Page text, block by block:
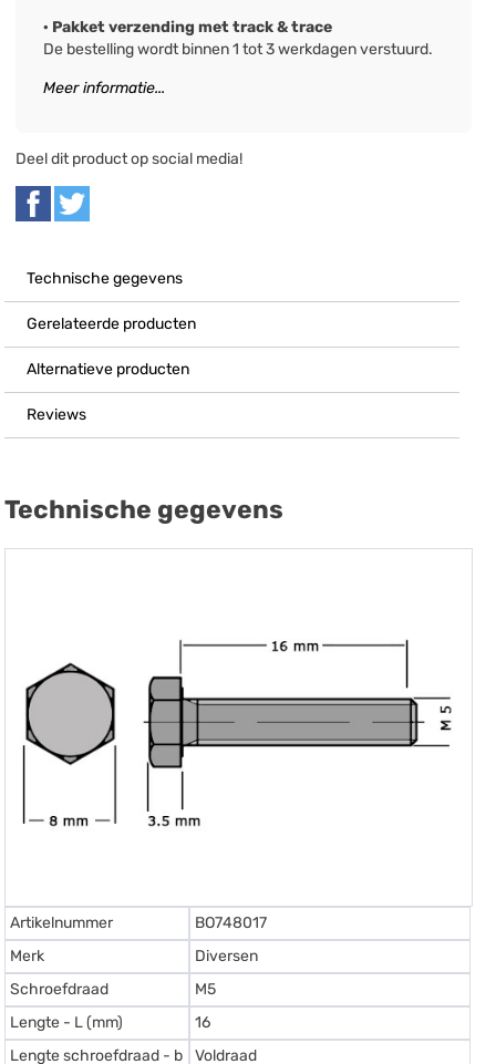
· Pakket verzending met track & trace
De bestelling wordt binnen 1 tot 3 werkdagen verstuurd.
Meer informatie...
Deel dit product op social media!
Technische gegevens
Gerelateerde producten
Alternatieve producten
Reviews
Technische gegevens
Artikelnummer
BO748017
Merk
Diversen
Schroefdraad
M5
Lengte - L (mm)
16
Lengte schroefdraad - b
Voldraad